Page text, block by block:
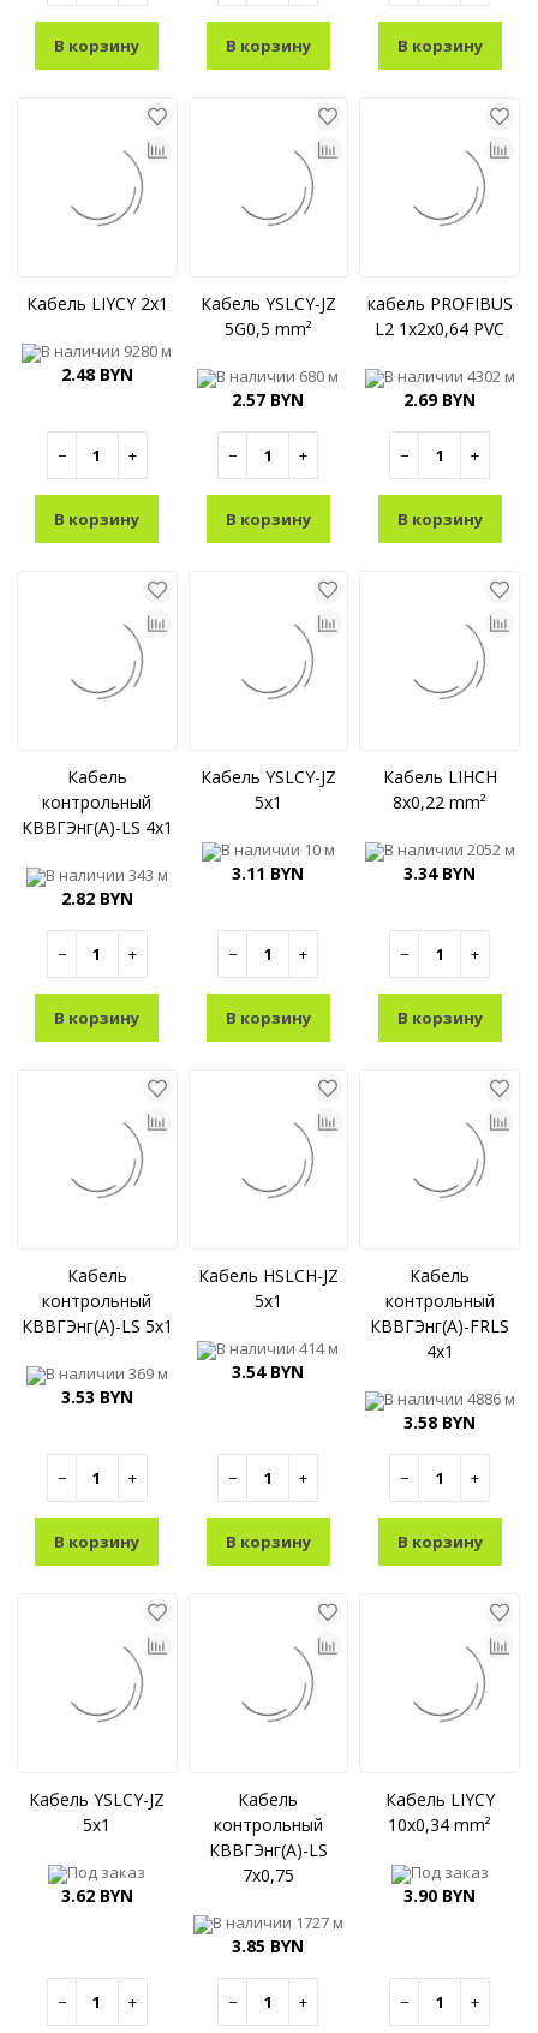
В корзину В корзину В корзину
Кабель LIYCY 2x1
В наличии 9280 м
2.48 BYN
− +
В корзину
Кабель YSLCY-JZ
5G0,5 mm²
В наличии 680 м
2.57 BYN
− +
В корзину
кабель PROFIBUS
L2 1x2x0,64 PVC
В наличии 4302 м
2.69 BYN
− +
В корзину
Кабель
контрольный
КВВГЭнг(A)-LS 4x1
В наличии 343 м
2.82 BYN
− +
В корзину
Кабель YSLCY-JZ
5x1
В наличии 10 м
3.11 BYN
− +
В корзину
Кабель LIHCH
8x0,22 mm²
В наличии 2052 м
3.34 BYN
− +
В корзину
Кабель
контрольный
КВВГЭнг(A)-LS 5x1
В наличии 369 м
3.53 BYN
− +
В корзину
Кабель HSLCH-JZ
5x1
В наличии414 м
3.54 BYN
− +
В корзину
Кабель
контрольный
КВВГЭнг(A)-FRLS
4x1
В наличии 4886 м
3.58 BYN
− +
В корзину
Кабель YSLCY-JZ
5x1
Под заказ
3.62 BYN
− +
Кабель
контрольный
КВВГЭнг(A)-LS
7x0,75
В наличии 1727 м
3.85 BYN
− +
Кабель LIYCY
10x0,34 mm²
Под заказ
3.90 BYN
− +